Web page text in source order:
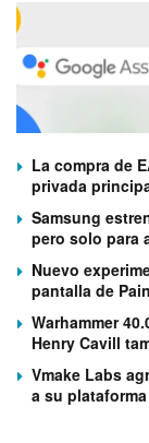
La compra de
privada
Samsung
pero solo para
Nuevo
pantalla de
Warhammer
Henry Cavill
Vmake Labs
a su